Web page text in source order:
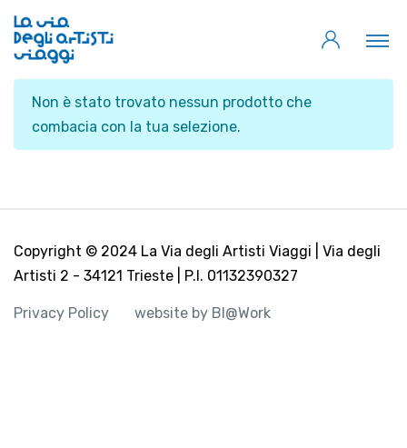
Non è stato trovato nessun prodotto che
combacia con la tua selezione.
Copyright © 2024 La Via degli Artisti Viaggi | Via degli
Artisti 2 - 34121 Trieste | P.I. 01132390327
Privacy Policy website by BI@Work